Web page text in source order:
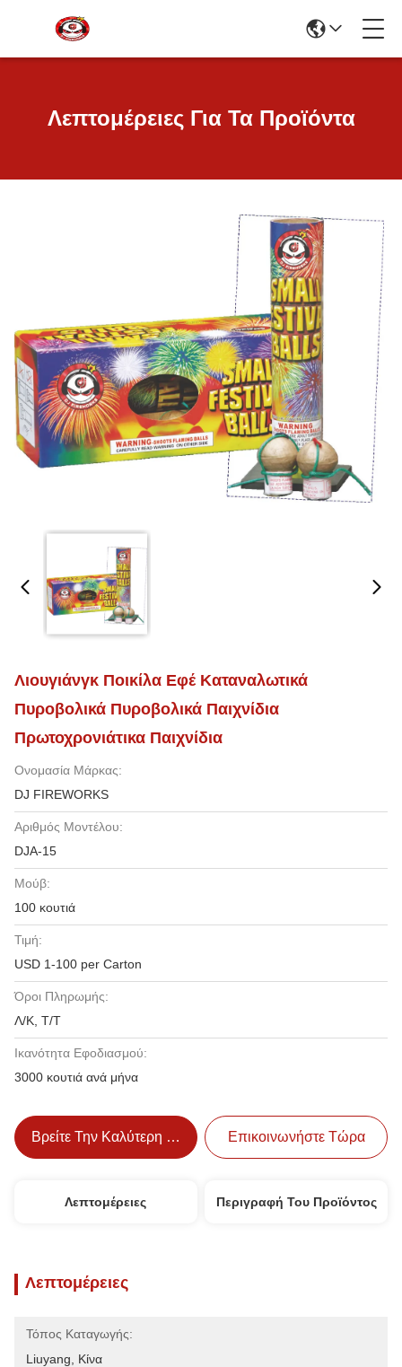
Λεπτομέρειες Για Τα Προϊόντα
Λιουγιάνγκ Ποικίλα Εφέ Καταναλωτικά
Πυροβολικά Πυροβολικά Παιχνίδια
Πρωτοχρονιάτικα Παιχνίδια
Ονομασία Μάρκας:
DJ FIREWORKS
Αριθμός Μοντέλου:
DJA-15
Μούβ:
100 κουτιά
Τιμή:
USD 1-100 per Carton
Όροι Πληρωμής:
Λ/Κ, Τ/Τ
Ικανότητα Εφοδιασμού:
3000 κουτιά ανά μήνα
Βρείτε Την Καλύτερη Τιμή Επικοινωνήστε Τώρα
Λεπτομέρειες Περιγραφή Του Προϊόντος
Λεπτομέρειες
Τόπος Καταγωγής:
Liuyang, Κίνα